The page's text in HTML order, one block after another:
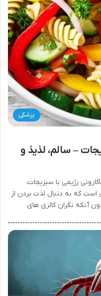
پزشکی
– سالم، لذیذ و
رژیمی با سبزیجات،
است که به دنبال لذت بردن از
آنکه نگران کالری های